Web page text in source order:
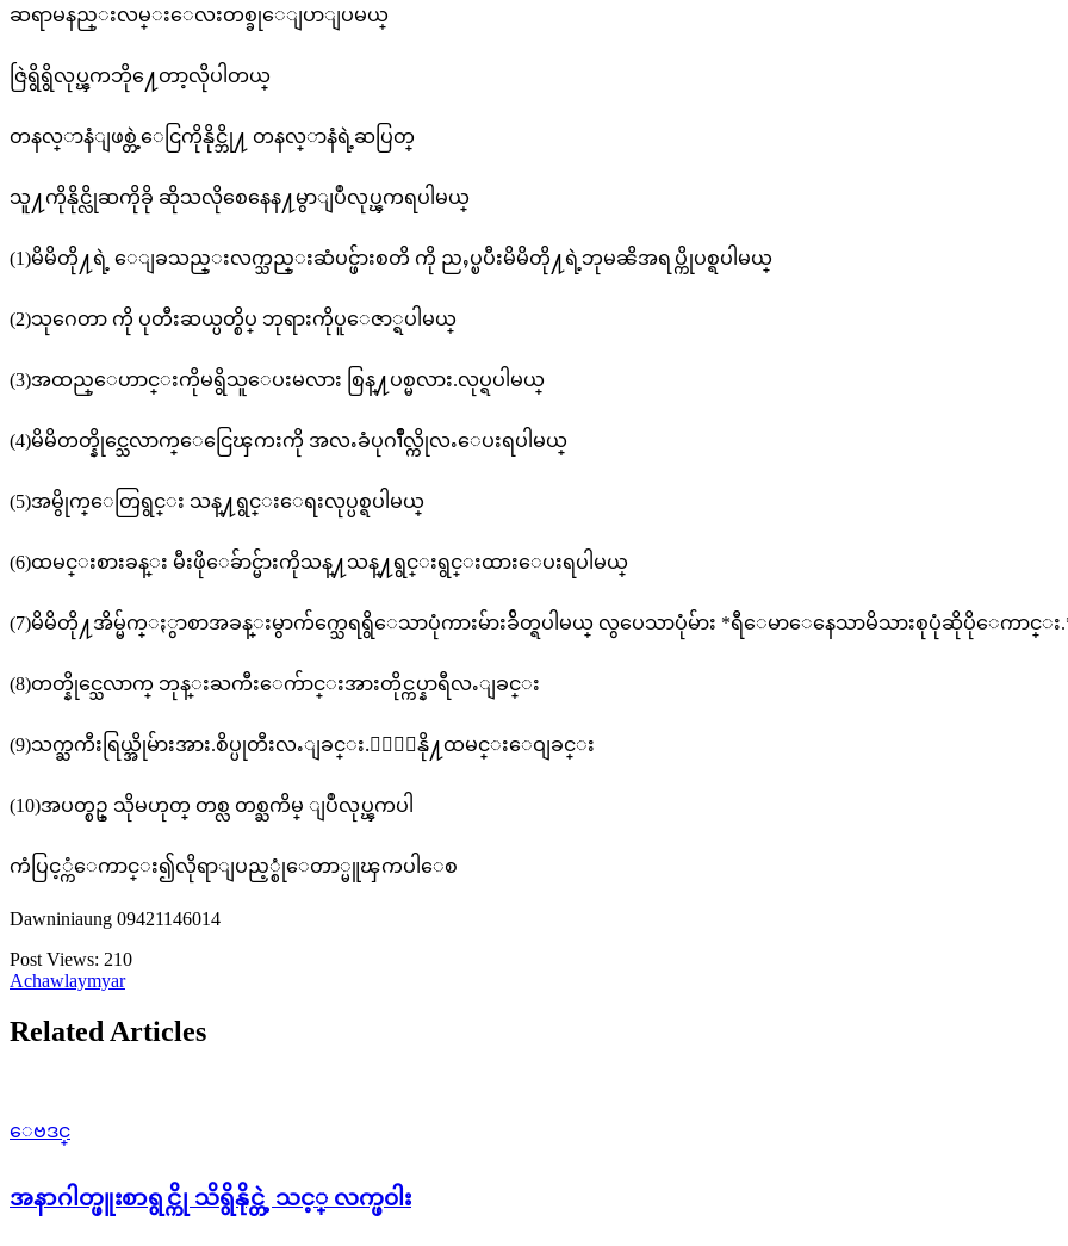
ဆရာမနည္းလမ္းေလးတစ္ခုေျပာျပမယ္
ဇြဲရွိရွိလုပ္ၾကဘို႔ေတာ့လိုပါတယ္
တနလ္ာနံျဖစ္တဲ့ေငြကိုနိုင္ဘို႔ တနလ္ာနံရဲ့ဆပြတ္
သူ႔ကိုနိုင္လိုဆကိုခို ဆိုသလိုစေနေန႔မွာျပဳလုပ္ၾကရပါမယ္
(1)မိမိတို႔ရဲ့ ေျခသည္းလက္သည္းဆံပင္ဖ်ားစတိ ကို ညႇပ္ၿပီးမိမိတို႔ရဲ့ဘုမၼိအရပ္ကိုပစ္ရပါမယ္
(2)သုဂေတာ ကို ပုတီးဆယ္ပတ္စိပ္ ဘုရားကိုပူေဇာ္ရပါမယ္
(3)အထည္ေဟာင္းကိုမရွိသူေပးမလား စြန္႔ပစ္မလား.လုပ္ရပါမယ္
(4)မိမိတတ္နိုင္သေလာက္ေငြေၾကးကို အလႉခံပုဂၢိဳလ္ကိုလႉေပးရပါမယ္
(5)အမွိုက္ေတြရွင္း သန္႔ရွင္းေရးလုပ္ပစ္ရပါမယ္
(6)ထမင္းစားခန္း မီးဖိုေခ်ာင္မ်ားကိုသန္႔သန္႔ရွင္းရွင္းထားေပးရပါမယ္
(7)မိမိတို႔အိမ္မ်က္ႏွာစာအခန္းမွာက်က္သေရရွိေသာပုံကားမ်ားခ်ိတ္ရပါမယ္ လွပေသာပုံမ်ား *ရီေမာေနေသာမိသားစုပုံဆိုပိုေကာင္
(8)တတ္နိုင္သေလာက္ ဘုန္းႀကီးေက်ာင္းအားတိုင္ကပ္နာရီလႉျခင္း
(9)သက္ႀကီးရြယ္အိုမ်ားအား.စိပ္ပုတီးလႉျခင္း.ႏြားနို႔ထမင္းေဝျခင္း
(10)အပတ္စဥ္ သိုမဟုတ္ တစ္လ တစ္ႀကိမ္ ျပဳလုပ္ၾကပါ
ကံပြင့္ကံေကာင္း၍လိုရာျပည့္စုံေတာ္မူၾကပါေစ
Dawniniaung 09421146014
Post Views: 210
Achawlaymyar
Related Articles
ေဗဒင္
အနာဂါတ္ဖူးစာရွင္ကို သိရွိနိုင္တဲ့ သင့္ လက္ဖ၀ါး